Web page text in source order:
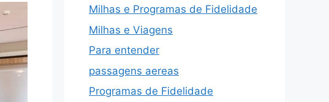
Milhas e Programas de Fidelidade
Milhas e Viagens
Para entender
passagens aereas
Programas de Fidelidade